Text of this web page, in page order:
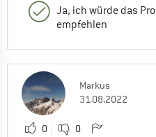
Ja, ich würde das
empfehlen
Markus
31.08.2022
0 0